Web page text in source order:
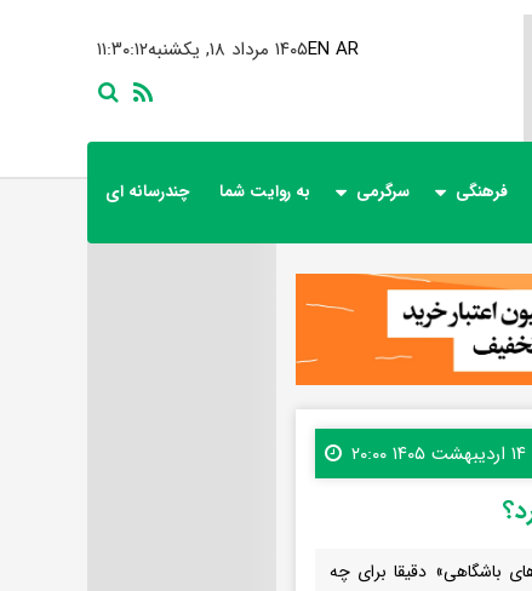
۱۱:۳۰:۱۳ ۱۴۰۵ مرداد ۱۸, یکشنبهEN AR
فرهنگی سرگرمی به روایت شما چندرسانه ای
۱۴ اردیبهشت ۱۴۰۵ ۲۰:۰۰
باشگاهی» دقیقا برای چه